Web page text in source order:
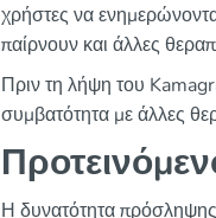
χρήστες να
παίρνουν και άλλες
Πριν τη λήψη του
συμβατότητα με άλλες
Η δυνατότητα πρόσληψης